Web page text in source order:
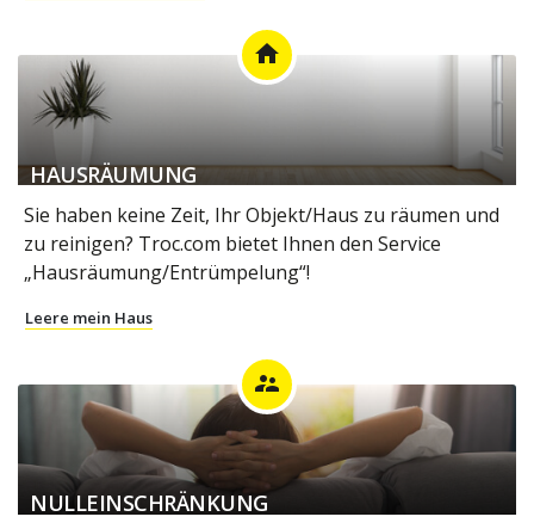
home
HAUSRÄUMUNG
Sie haben keine Zeit, Ihr Objekt/Haus zu räumen und
zu reinigen? Troc.com bietet Ihnen den Service
„Hausräumung/Entrümpelung“!
Leere mein Haus
supervisor_account
NULLEINSCHRÄNKUNG